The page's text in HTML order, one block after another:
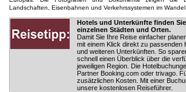
Landschaften, Eisenbahnen und Verkehrssystemen im Wandel
Hotels und Unterkünfte finden
einzelnen Städten und Orten.
Damit Sie Ihre Reise einfacher
mit einem Klick direkt zu passenden
und weiteren Unterkünften. So
schnell einen Überblick über die
jeweiligen Region. Die
Partner Booking.com oder trivago.
zusätzlichen Kosten. Mit einer
unsere kostenlosen Reiseführer.